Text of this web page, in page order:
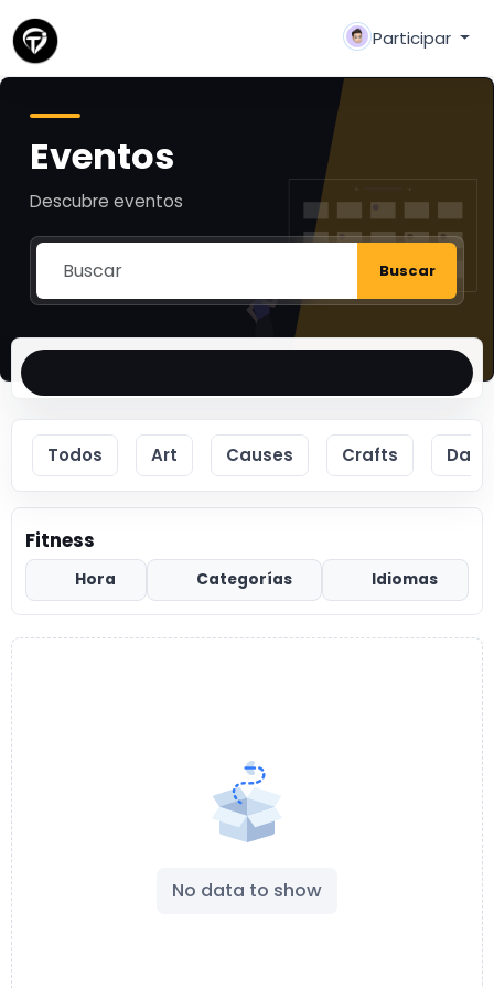
Participar
Eventos
Descubre eventos
Buscar
Todos Art Causes Crafts
Fitness
Hora Categorías Idiomas
No data to show